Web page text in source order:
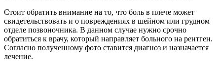
Стоит обратить внимание на то, что боль в плече может
свидетельствовать и о повреждениях в шейном или грудном
отделе позвоночника. В данном случае нужно срочно
обратиться к врачу, который направляет больного на рентген.
Согласно полученному фото ставится диагноз и назначается
лечение.